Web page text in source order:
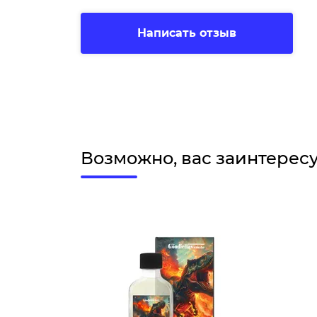
Написать отзыв
Возможно, вас